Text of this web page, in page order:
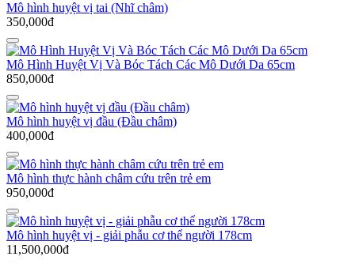
Mô hình huyệt vị tai (Nhĩ châm)
350,000đ
Mô Hình Huyệt Vị Và Bóc Tách Các Mô Dưới Da 65cm
850,000đ
Mô hình huyệt vị đầu (Đầu châm)
400,000đ
Mô hình thực hành châm cứu trên trẻ em
950,000đ
Mô hình huyệt vị - giải phẫu cơ thể người 178cm
11,500,000đ